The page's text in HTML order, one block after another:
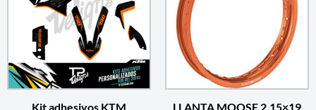
Kit adhesivos KTM LLANTA MOOSE 2.15×19